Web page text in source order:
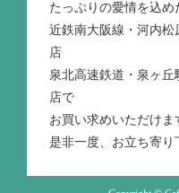
たっぷりの愛情を込め
近鉄南大阪線・河内
店
泉北高速鉄道・泉ヶ
店で
お買い求めいただけま
是非一度、お立ち寄り